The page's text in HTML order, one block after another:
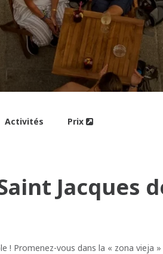
Activités Prix
Jacques
! Promenez-vous dans la « zona vieja »